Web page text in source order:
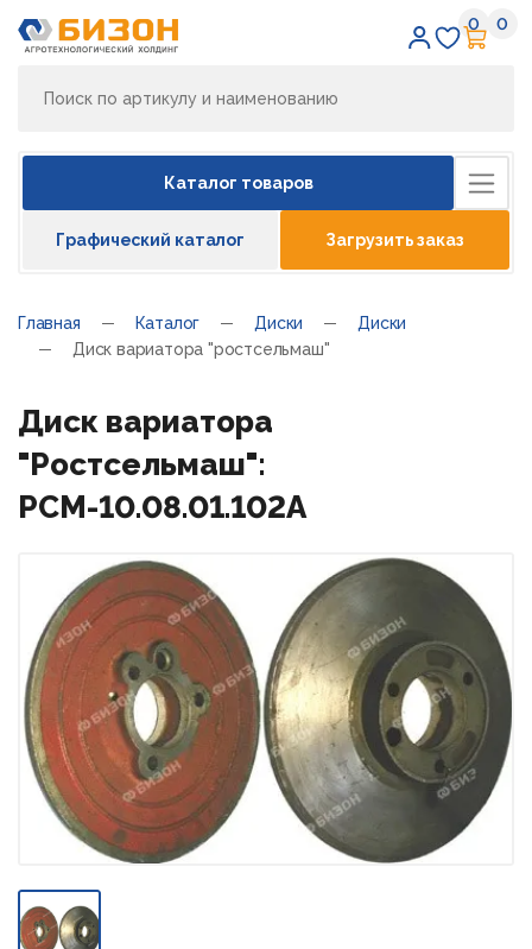
0 0
Каталог товаров
Графический каталог Загрузить заказ
Главная Каталог Диски
Диски
Диск вариатора "ростсельмаш"
Диск вариатора
"Ростсельмаш":
РСМ-10.08.01.102А